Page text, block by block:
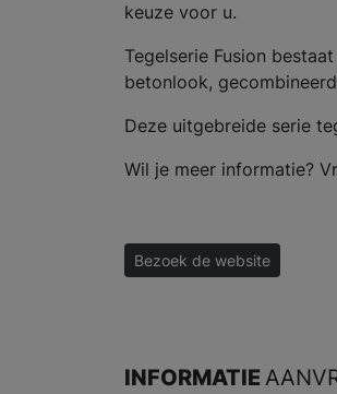
keuze voor u.
Tegelserie Fusion
betonlook,
Deze uitgebreide serie
Wil je meer informatie?
Bezoek de website
INFORMATIE